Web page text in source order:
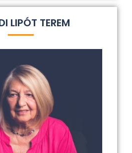
LIPÓT TEREM